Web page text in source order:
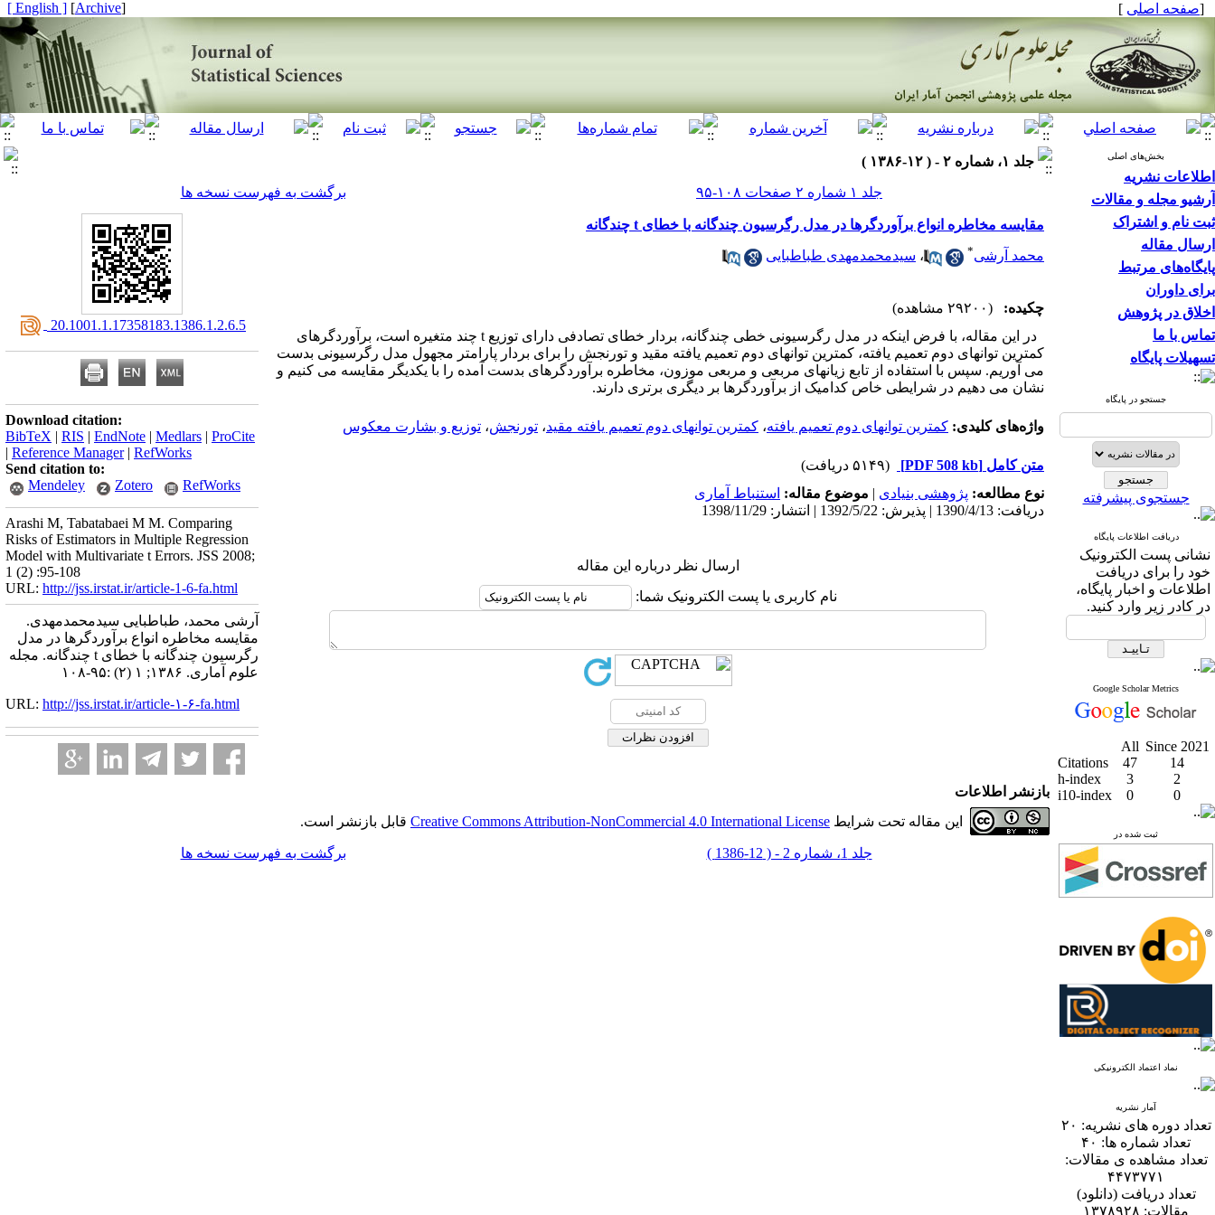
[صفحه اصلی ]
[
Archive
]
[ English ]
بخش‌های اصلی
اطلاعات نشریه
آرشیو مجله و مقالات
ثبت نام و اشتراک
ارسال مقاله
پایگاه‌های مرتبط
برای داوران
اخلاق در پژوهش
تماس با ما
تسهیلات پایگاه
جستجو در پایگاه
جستجوی پیشرفته
دریافت اطلاعات پایگاه
نشانی پست الکترونیک
خود را برای دریافت
اطلاعات و اخبار پایگاه،
در کادر زیر وارد کنید.
Google Scholar Metrics
All Since 2021
Citations
47
14
h-index
3
2
i10-index
0 0
ثبت شده در
نماد اعتماد الکترونیکی
آمار نشریه
تعداد دوره های نشریه: ۲۰
تعداد شماره ها: ۴۰
تعداد مشاهده ی مقالات:
۴۴۷۳۷۷۱
تعداد دریافت (دانلود)
مقالات: ۱۳۷۸۹۲۸
جلد ۱، شماره ۲ - ( ۱۲-۱۳۸۶ )
جلد ۱ شماره ۲ صفحات ۱۰۸-۹۵
برگشت به فهرست نسخه ها
مقایسه مخاطره انواع برآوردگرها در مدل رگرسیون چندگانه با خطای t چندگانه
محمد آرشی* ، سیدمحمدمهدی طباطبایی
چکیده:
(۲۹۲۰۰ مشاهده)
در این مقاله، با فرض اینکه در مدل رگرسیونی خطی چندگانه، بردار خطای تصادفی دارای توزیع t چند متغیره است، برآوردگرهای
کمترین توانهای دوم تعمیم یافته، کمترین توانهای دوم تعمیم یافته مقید و تورنجش را برای بردار پارامتر مجهول مدل رگرسیونی بدست
می آوریم. سپس با استفاده از تابع زیانهای مربعی و مربعی موزون، مخاطره برآوردگرهای بدست آمده را با یکدیگر مقایسه می کنیم و
نشان می دهیم در شرایطی خاص کدامیک از برآوردگرها بر دیگری برتری دارند.
واژه‌های کلیدی: کمترین توانهای دوم تعمیم یافته، کمترین توانهای دوم تعمیم یافته مقید، تورنجش، توزیع و بشارت معکوس
متن کامل [PDF 508 kb]
(۵۱۴۹ دریافت)
نوع مطالعه: پژوهشی بنیادی | موضوع مقاله: استنباط آماری
دریافت: 1390/4/13 | پذیرش: 1392/5/22 | انتشار: 1398/11/29
ارسال نظر درباره این مقاله
نام کاربری یا پست الکترونیک شما:
‎ 20.1001.1.17358183.1386.1.2.6.5
Download citation:
BibTeX | RIS | EndNote | Medlars | ProCite
| Reference Manager| RefWorks
Send citation to:
Mendeley
Zotero RefWorks
Arashi M, Tabatabaei M M. Comparing
Risks of Estimators in Multiple Regression
Model with Multivariate t Errors. JSS 2008;
1 (2) :95-108
URL: http://jss.irstat.ir/article-1-6-fa.html
آرشی محمد، طباطبایی سیدمحمدمهدی.
مقایسه مخاطره انواع برآوردگرها در مدل
رگرسیون چندگانه با خطای t چندگانه. مجله
علوم آماری. ۱۳۸۶; ۱ (۲) :۹۵-۱۰۸
URL: http://jss.irstat.ir/article-۱-۶-fa.html
بازنشر اطلاعات
این مقاله تحت شرایط Creative Commons Attribution-NonCommercial 4.0 International License قابل بازنشر است.
جلد 1، شماره 2 - ( 12-1386 ) برگشت به فهرست نسخه ها